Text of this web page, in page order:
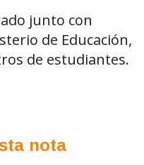
junto con
de Educación,
de estudiantes.
nota